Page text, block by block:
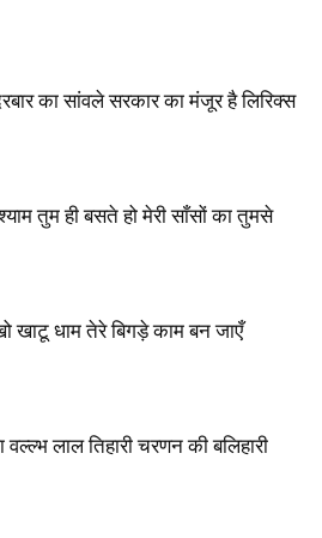
का सांवले सरकार का मंजूर है लिरिक्स
तुम ही बसते हो मेरी साँसों का तुमसे
खाटू धाम तेरे बिगड़े काम बन जाएँ
वल्ल्भ लाल तिहारी चरणन की बलिहारी